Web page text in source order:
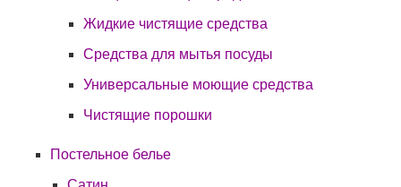
Жидкие чистящие средства
Средства для мытья посуды
Универсальные моющие средства
Чистящие порошки
Постельное белье